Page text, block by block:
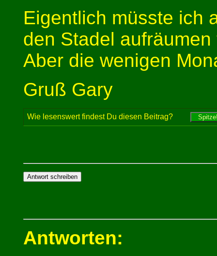
Eigentlich müsste ich
den Stadel
Aber die wenigen
Gruß Gary
Wie lesenswert findest Du diesen Beitrag?
Antworten: